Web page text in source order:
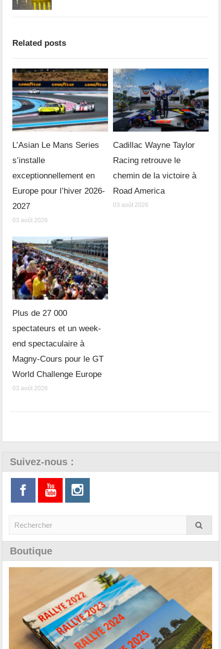
Related posts
L’Asian Le Mans Series
s’installe
exceptionnellement en
Europe pour l’hiver 2026-
2027
03 août 2026
Cadillac Wayne Taylor
Racing retrouve le
chemin de la victoire à
Road America
03 août 2026
Plus de 27 000
spectateurs et un week-
end spectaculaire à
Magny-Cours pour le GT
World Challenge Europe
03 août 2026
Suivez-nous :
Boutique